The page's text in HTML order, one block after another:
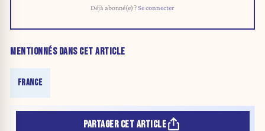
Déjà abonné(e) ?Se connecter
MENTIONNÉS DANS CET ARTICLE
FRANCE
PARTAGER CET ARTICLE